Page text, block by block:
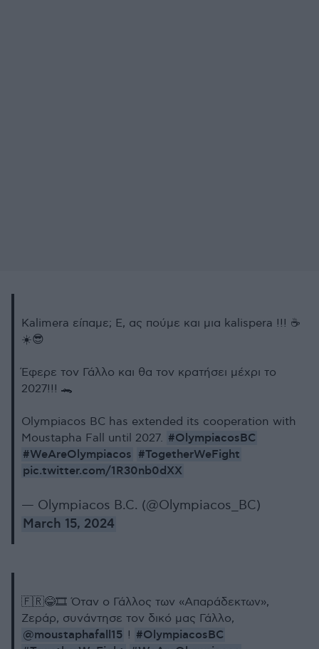
Kalimera είπαμε; Ε, ας πούμε και μια kalispera !!! ☕️
☀️😎
Έφερε τον Γάλλο και θα τον κρατήσει μέχρι το
2027!!! 🐊
Olympiacos BC has extended its cooperation with
Moustapha Fall until 2027. #OlympiacosBC
#WeAreOlympiacos #TogetherWeFight
pic.twitter.com/1R30nb0dXX
— Olympiacos B.C. (@Olympiacos_BC)
March 15, 2024
🇫🇷😂🎞️ Όταν ο Γάλλος των «Απαράδεκτων»,
Ζεράρ, συνάντησε τον δικό μας Γάλλο,
@moustaphafall15 ! #OlympiacosBC